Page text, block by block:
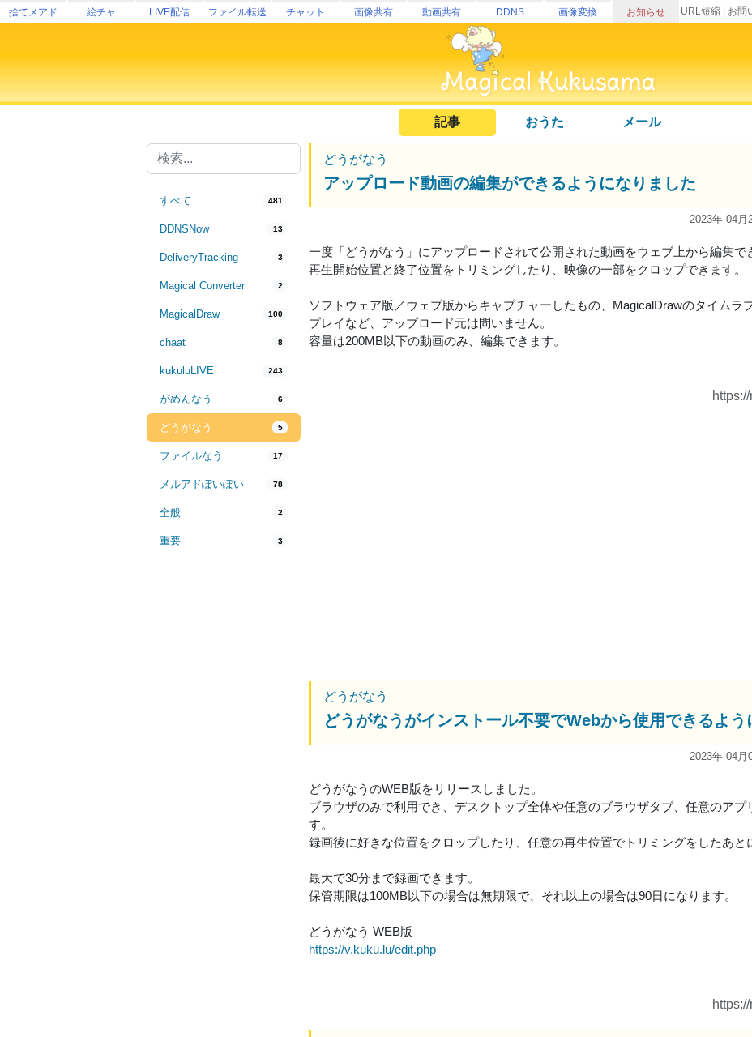
捨てメアド 絵チャ LIVE配信 ファイル転送 チャット 画像共有 動画共有 DDNS 画像変換 お知らせ URL短縮 お問
記事 おうた メール
すべて 481
DDNSNow 13
DeliveryTracking 3
Magical Converter 2
MagicalDraw 100
chaat 8
kukuluLIVE 243
がめんなう 6
どうがなう 5
ファイルなう 17
メルアドぽいぽい 78
全般 2
重要 3
どうがなう
アップロード動画の編集ができるようになりました
2023年 04月
一度「どうがなう」にアップロードされて公開された動画をウェブ上から編集で
再生開始位置と終了位置をトリミングしたり、映像の一部をクロップできます。
ソフトウェア版／ウェブ版からキャプチャーしたもの、MagicalDrawのタイムラ
プレイなど、アップロード元は問いません。
容量は200MB以下の動画のみ、編集できます。
どうがなう
どうがなうがインストール不要でWebから使用できるよう
2023年 04月
どうがなうのWEB版をリリースしました。
ブラウザのみで利用でき、デスクトップ全体や任意のブラウザタブ、任意のアプ
す。
録画後に好きな位置をクロップしたり、任意の再生位置でトリミングをしたあと
最大で30分まで録画できます。
保管期限は100MB以下の場合は無期限で、それ以上の場合は90日になります。
どうがなう WEB版
https://v.kuku.lu/edit.php